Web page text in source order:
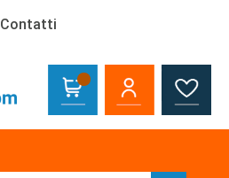
Contatti